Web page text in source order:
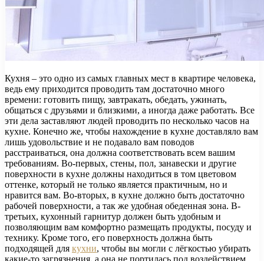
Кухня – это одно из самых главных мест в квартире человека,
ведь ему приходится проводить там достаточно много
времени: готовить пищу, завтракать, обедать, ужинать,
общаться с друзьями и близкими, а иногда даже работать. Все
эти дела заставляют людей проводить по несколько часов на
кухне. Конечно же, чтобы нахождение в кухне доставляло вам
лишь удовольствие и не подавало вам поводов
расстраиваться, она должна соответствовать всем вашим
требованиям. Во-первых, стены, пол, занавески и другие
поверхности в кухне должны находиться в том цветовом
оттенке, который не только является практичным, но и
нравится вам. Во-вторых, в кухне должно быть достаточно
рабочей поверхности, а так же удобная обеденная зона. В-
третьих, кухонный гарнитур должен быть удобным и
позволяющим вам комфортно размещать продукты, посуду и
технику. Кроме того, его поверхность должна быть
подходящей для кухни, чтобы вы могли с лёгкостью убирать
какие-то загрязнения, а она не портилась под воздействием